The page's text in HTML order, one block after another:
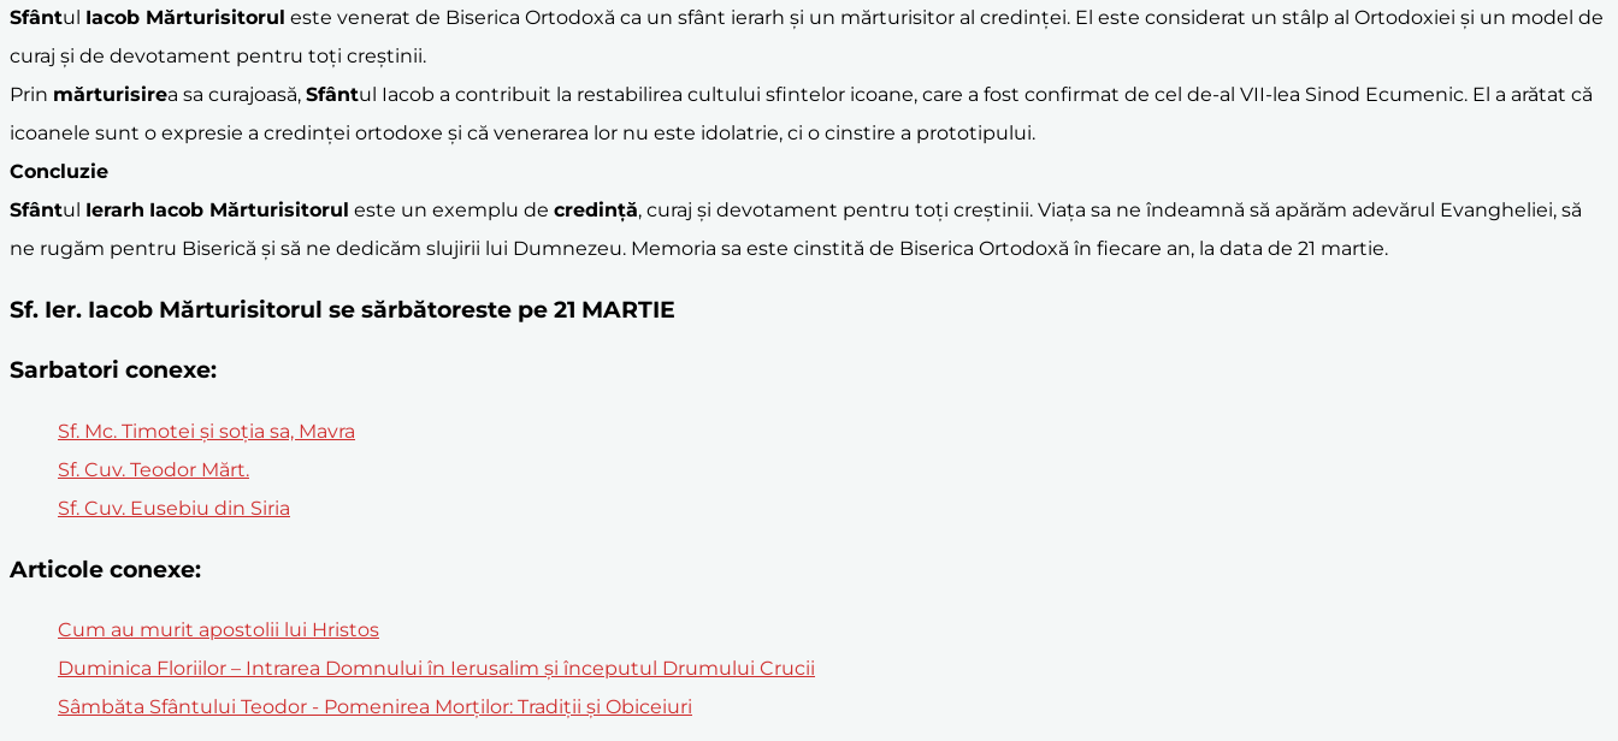
Sfântul Iacob Mărturisitorul este venerat de Biserica Ortodoxă ca un sfânt ierarh și un mărturisitor al credinței. El este considerat un stâlp al Ortodoxiei și un model de
curaj și de devotament pentru toți creștinii.
Prin mărturisirea sa curajoasă, Sfântul Iacob a contribuit la restabilirea cultului sfintelor icoane, care a fost confirmat de cel de-al VII-lea Sinod Ecumenic. El a arătat că
icoanele sunt o expresie a credinței ortodoxe și că venerarea lor nu este idolatrie, ci o cinstire a prototipului.
Concluzie
Sfântul Ierarh Iacob Mărturisitorul este un exemplu de credință, curaj și devotament pentru toți creștinii. Viața sa ne îndeamnă să apărăm adevărul Evangheliei, să
ne rugăm pentru Biserică și să ne dedicăm slujirii lui Dumnezeu. Memoria sa este cinstită de Biserica Ortodoxă în fiecare an, la data de 21 martie.
Sf. Ier. Iacob Mărturisitorul se sărbătoreste pe 21 MARTIE
Sarbatori conexe:
Sf. Mc. Timotei și soția sa, Mavra
Sf. Cuv. Teodor Mărt.
Sf. Cuv. Eusebiu din Siria
Articole conexe:
Cum au murit apostolii lui Hristos
Duminica Floriilor – Intrarea Domnului în Ierusalim și începutul Drumului Crucii
Sâmbăta Sfântului Teodor - Pomenirea Morților: Tradiții și Obiceiuri